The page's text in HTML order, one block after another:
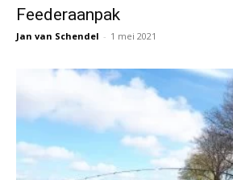
Feederaanpak
Jan van Schendel - 1 mei 2021